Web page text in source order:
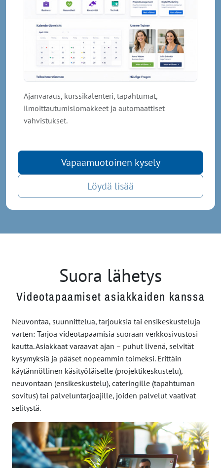
Ajanvaraus, kurssikalenteri, tapahtumat,
ilmoittautumislomakkeet ja automaattiset
vahvistukset.
Vapaamuotoinen kysely
Löydä lisää
Suora lähetys
Videotapaamiset asiakkaiden kanssa
Neuvontaa, suunnittelua, tarjouksia tai ensikeskusteluja
varten: Tarjoa videotapaamisia suoraan verkkosivustosi
kautta. Asiakkaat varaavat ajan – puhut livenä, selvität
kysymyksiä ja pääset nopeammin toimeksi. Erittäin
käytännöllinen käsityöläiselle (projektikeskustelu),
neuvontaan (ensikeskustelu), cateringille (tapahtuman
sovitus) tai palveluntarjoajille, joiden palvelut vaativat
selitystä.